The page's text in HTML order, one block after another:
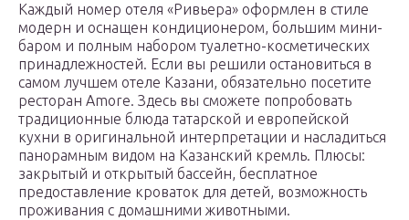
Каждый номер отеля «Ривьера» оформлен в стиле
модерн и оснащен кондиционером, большим мини-
баром и полным набором туалетно-косметических
принадлежностей. Если вы решили остановиться в
самом лучшем отеле Казани, обязательно посетите
ресторан Amore. Здесь вы сможете попробовать
традиционные блюда татарской и европейской
кухни в оригинальной интерпретации и насладиться
панорамным видом на Казанский кремль. Плюсы:
закрытый и открытый бассейн, бесплатное
предоставление кроваток для детей, возможность
проживания с домашними животными.